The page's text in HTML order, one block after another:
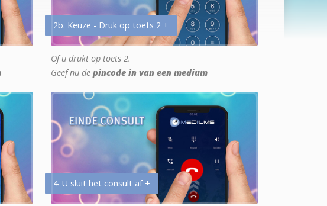
2b. Keuze - Druk op toets 2 +
Of u drukt op toets 2.
Geef nu de pincode in van een medium
4. U sluit het consult af +